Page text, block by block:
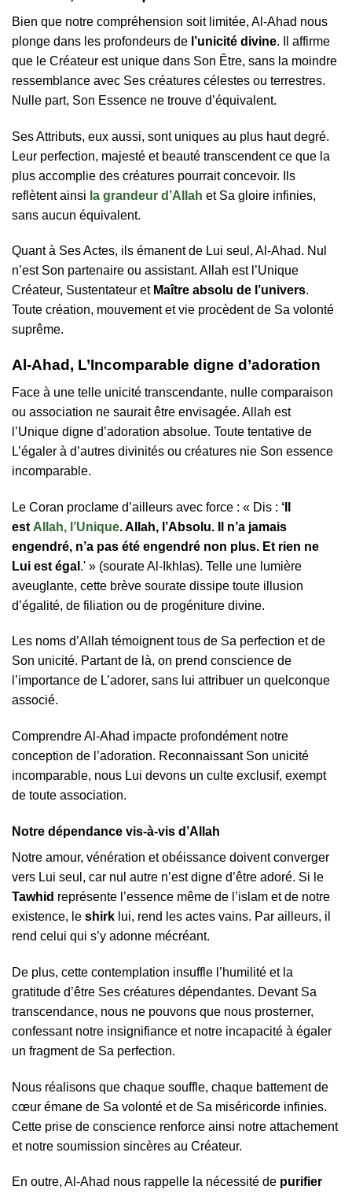
Bien que notre compréhension soit limitée, Al-Ahad nous
plonge dans les profondeurs de l’unicité divine. Il affirme
que le Créateur est unique dans Son Être, sans la moindre
ressemblance avec Ses créatures célestes ou terrestres.
Nulle part, Son Essence ne trouve d’équivalent.
Ses Attributs, eux aussi, sont uniques au plus haut degré.
Leur perfection, majesté et beauté transcendent ce que la
plus accomplie des créatures pourrait concevoir. Ils
reflètent ainsi la grandeur d’Allah et Sa gloire infinies,
sans aucun équivalent.
Quant à Ses Actes, ils émanent de Lui seul, Al-Ahad. Nul
n’est Son partenaire ou assistant. Allah est l’Unique
Créateur, Sustentateur et Maître absolu de l’univers.
Toute création, mouvement et vie procèdent de Sa volonté
suprême.
Al-Ahad, L’Incomparable digne d’adoration
Face à une telle unicité transcendante, nulle comparaison
ou association ne saurait être envisagée. Allah est
l’Unique digne d’adoration absolue. Toute tentative de
L’égaler à d’autres divinités ou créatures nie Son essence
incomparable.
Le Coran proclame d’ailleurs avec force : « Dis : ‘Il
est Allah, l’Unique. Allah, l’Absolu. Il n’a jamais
engendré, n’a pas été engendré non plus. Et rien ne
Lui est égal .' » (sourate Al-Ikhlas). Telle une lumière
aveuglante, cette brève sourate dissipe toute illusion
d’égalité, de filiation ou de progéniture divine.
Les noms d’Allah témoignent tous de Sa perfection et de
Son unicité. Partant de là, on prend conscience de
l’importance de L’adorer, sans lui attribuer un quelconque
associé.
Comprendre Al-Ahad impacte profondément notre
conception de l’adoration. Reconnaissant Son unicité
incomparable, nous Lui devons un culte exclusif, exempt
de toute association.
Notre dépendance vis-à-vis d’Allah
Notre amour, vénération et obéissance doivent converger
vers Lui seul, car nul autre n’est digne d’être adoré. Si le
Tawhid représente l’essence même de l’islam et de notre
existence, le shirk lui, rend les actes vains. Par ailleurs, il
rend celui qui s’y adonne mécréant.
De plus, cette contemplation insuffle l’humilité et la
gratitude d’être Ses créatures dépendantes. Devant Sa
transcendance, nous ne pouvons que nous prosterner,
confessant notre insignifiance et notre incapacité à égaler
un fragment de Sa perfection.
Nous réalisons que chaque souffle, chaque battement de
cœur émane de Sa volonté et de Sa miséricorde infinies.
Cette prise de conscience renforce ainsi notre attachement
et notre soumission sincères au Créateur.
En outre, Al-Ahad nous rappelle la nécessité de purifier